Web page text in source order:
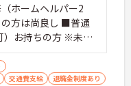
ホームヘルパー2
方は尚良し ■普通
）お持ちの方 ※未経
交通費支給 退職金制度あり